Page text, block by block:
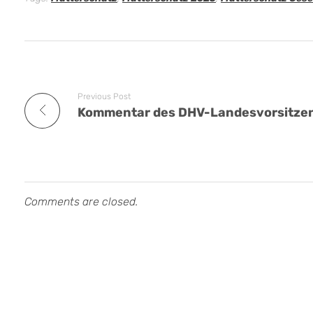
Previous Post
Comments are closed.